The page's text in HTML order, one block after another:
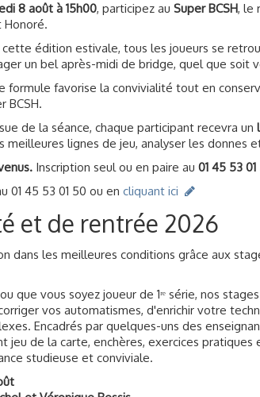
8 août à 15h00, participez au Super BCSH, le
Honoré.
cette édition estivale, tous les joueurs se
un bel après-midi de bridge, quel que soit
formule favorise la convivialité tout en
BCSH.
de la séance, chaque participant recevra un
meilleures lignes de jeu, analyser les donnes
Inscription seul ou en paire au 01 45 53
01 45 53 01 50 ou en cliquant ici
et de rentrée 2026
dans les meilleures conditions grâce aux
que vous soyez joueur de 1ʳᵉ série, nos
votre technique et de retrouver
du bridge français, ils alternent jeu
studieuse et conviviale.
et Véronique Bessis